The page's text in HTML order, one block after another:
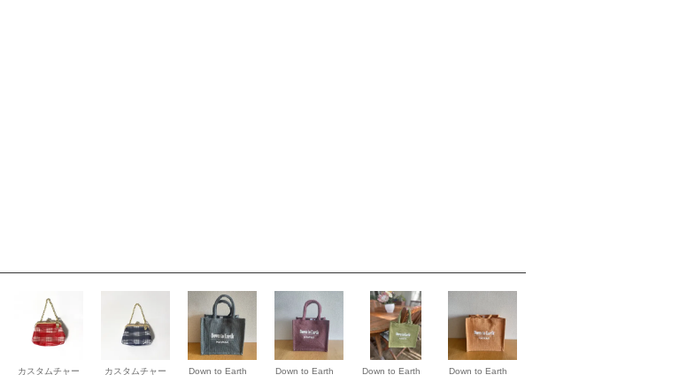
カスタムチャー
カスタムチャー
Down to Earth
Down to Earth
Down to Earth
Down to Earth